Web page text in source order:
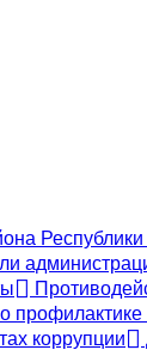
профилактике
коррупции